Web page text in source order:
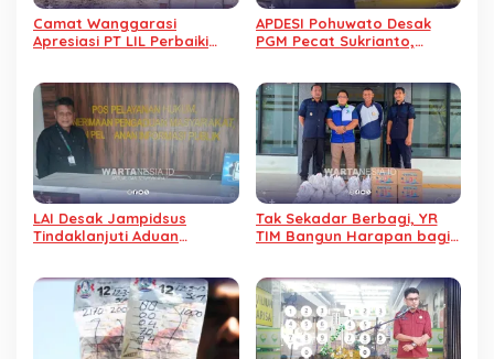
Camat Wanggarasi
Apresiasi PT LIL Perbaiki
APDESI Pohuwato Desak
PGM Pecat Sukrianto,
LAI Desak Jampidsus
Tindaklanjuti Aduan
Tani
Tak Sekadar Berbagi, YR
TIM Bangun Harapan bagi